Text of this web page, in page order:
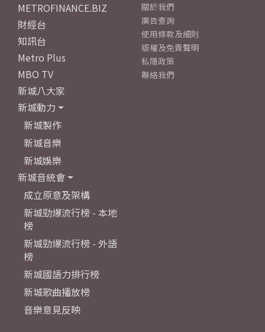
METROFINANCE.BIZ
財經台
知訊台
Metro Plus
MBO TV
新城八大家
新城動力
新城製作
新城音樂
新城娛樂
新城音統會
成立原意及架構
新城勁爆流行榜 - 本地
榜
新城勁爆流行榜 - 外語
榜
新城國語力排行榜
新城歌曲播放榜
音樂意見反映
關於我們
廣告查詢
使用條款及細則
版權及免責聲明
私隱政策
聯絡我們